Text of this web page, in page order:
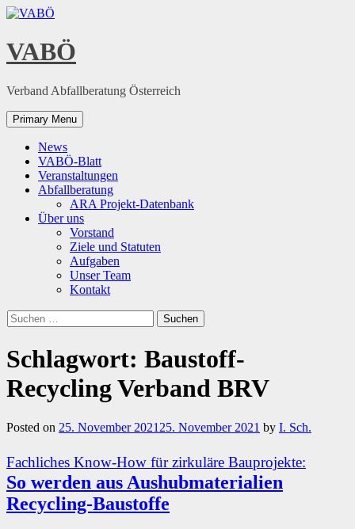
Skip
content
VABÖ
Verband Abfallberatung Österreich
Primary Menu
News
VABÖ-Blatt
Veranstaltungen
Abfallberatung
ARA Projekt-Datenbank
Über uns
Vorstand
Ziele und Statuten
Aufgaben
Unser Team
Kontakt
Suchen
nach:
Schlagwort: Baustoff-
Recycling Verband BRV
Posted on 25. November 2021 25. November 2021 by I. Sch.
Fachliches Know-How für zirkuläre Bauprojekte:
So werden aus Aushubmaterialien
Recycling-Baustoffe